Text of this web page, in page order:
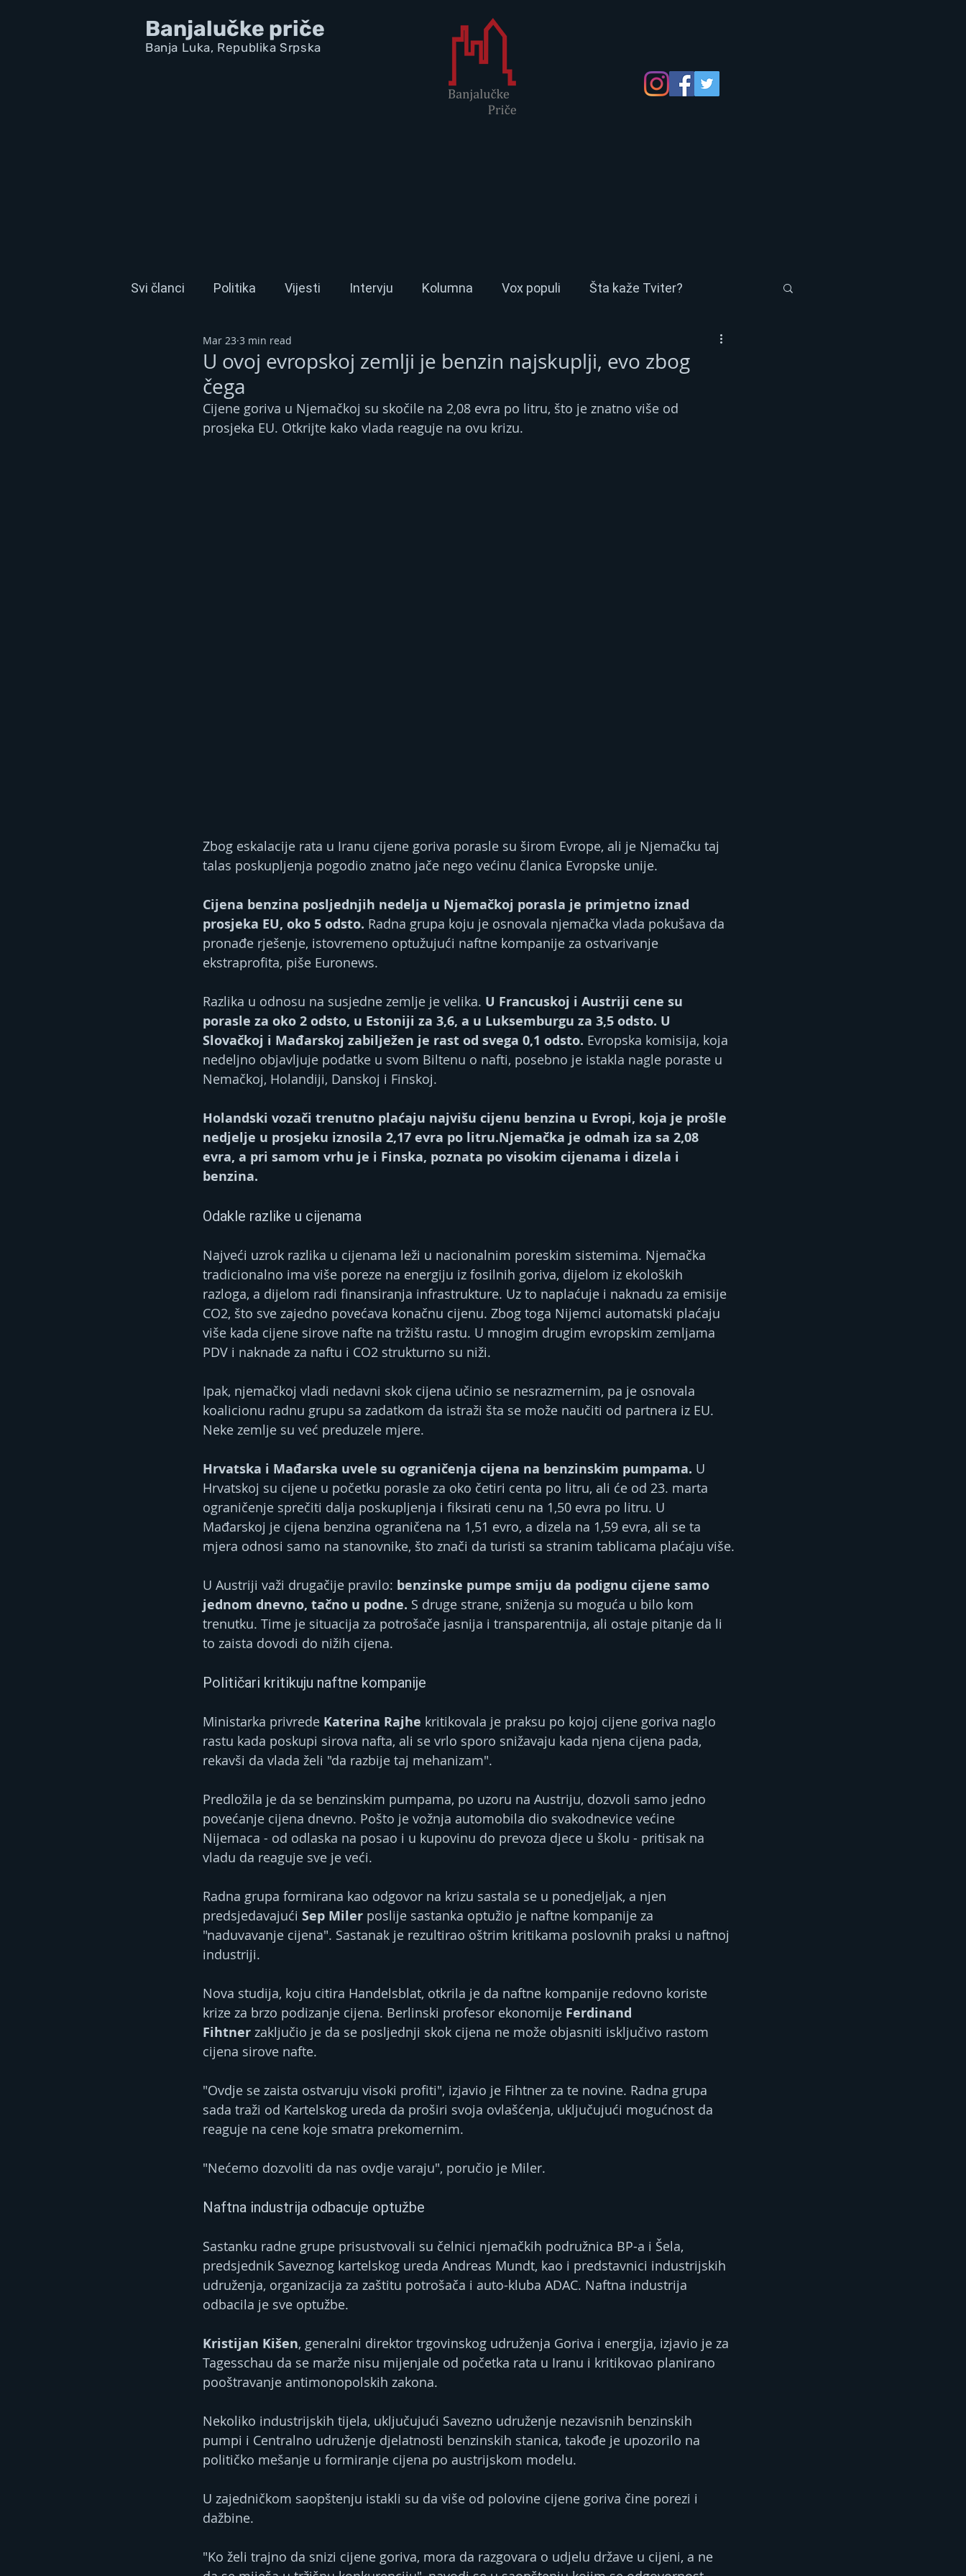
Banjalučke priče
Banja Luka, Republika Srpska
Svi članci Politika Vijesti Intervju Kolumna Vox populi Šta kaže Tviter?
U ovoj evropskoj zemlji je benzin najskuplji, evo zbog
čega
Mar 23 3 min read
Cijene goriva u Njemačkoj su skočile na 2,08 evra po litru, što je znatno više od
prosjeka EU. Otkrijte kako vlada reaguje na ovu krizu.
Zbog eskalacije rata u Iranu cijene goriva porasle su širom Evrope, ali je Njemačku taj
talas poskupljenja pogodio znatno jače nego većinu članica Evropske unije.
Cijena benzina posljednjih nedelja u Njemačkoj porasla je primjetno iznad
prosjeka EU, oko 5 odsto. Radna grupa koju je osnovala njemačka vlada pokušava da
pronađe rješenje, istovremeno optužujući naftne kompanije za ostvarivanje
ekstraprofita, piše Euronews.
Razlika u odnosu na susjedne zemlje je velika. U Francuskoj i Austriji cene su
porasle za oko 2 odsto, u Estoniji za 3,6, a u Luksemburgu za 3,5 odsto. U
Slovačkoj i Mađarskoj zabilježen je rast od svega 0,1 odsto. Evropska komisija, koja
nedeljno objavljuje podatke u svom Biltenu o nafti, posebno je istakla nagle poraste u
Nemačkoj, Holandiji, Danskoj i Finskoj.
Holandski vozači trenutno plaćaju najvišu cijenu benzina u Evropi, koja je prošle
nedjelje u prosjeku iznosila 2,17 evra po litru.Njemačka je odmah iza sa 2,08
evra, a pri samom vrhu je i Finska, poznata po visokim cijenama i dizela i
benzina.
Odakle razlike u cijenama
Najveći uzrok razlika u cijenama leži u nacionalnim poreskim sistemima. Njemačka
tradicionalno ima više poreze na energiju iz fosilnih goriva, dijelom iz ekoloških
razloga, a dijelom radi finansiranja infrastrukture. Uz to naplaćuje i naknadu za emisije
CO2, što sve zajedno povećava konačnu cijenu. Zbog toga Nijemci automatski plaćaju
više kada cijene sirove nafte na tržištu rastu. U mnogim drugim evropskim zemljama
PDV i naknade za naftu i CO2 strukturno su niži.
Ipak, njemačkoj vladi nedavni skok cijena učinio se nesrazmernim, pa je osnovala
koalicionu radnu grupu sa zadatkom da istraži šta se može naučiti od partnera iz EU.
Neke zemlje su već preduzele mjere.
Hrvatska i Mađarska uvele su ograničenja cijena na benzinskim pumpama. U
Hrvatskoj su cijene u početku porasle za oko četiri centa po litru, ali će od 23. marta
ograničenje sprečiti dalja poskupljenja i fiksirati cenu na 1,50 evra po litru. U
Mađarskoj je cijena benzina ograničena na 1,51 evro, a dizela na 1,59 evra, ali se ta
mjera odnosi samo na stanovnike, što znači da turisti sa stranim tablicama plaćaju više.
U Austriji važi drugačije pravilo: benzinske pumpe smiju da podignu cijene samo
jednom dnevno, tačno u podne. S druge strane, sniženja su moguća u bilo kom
trenutku. Time je situacija za potrošače jasnija i transparentnija, ali ostaje pitanje da li
to zaista dovodi do nižih cijena.
Političari kritikuju naftne kompanije
Ministarka privrede Katerina Rajhe kritikovala je praksu po kojoj cijene goriva naglo
rastu kada poskupi sirova nafta, ali se vrlo sporo snižavaju kada njena cijena pada,
rekavši da vlada želi "da razbije taj mehanizam".
Predložila je da se benzinskim pumpama, po uzoru na Austriju, dozvoli samo jedno
povećanje cijena dnevno. Pošto je vožnja automobila dio svakodnevice većine
Nijemaca - od odlaska na posao i u kupovinu do prevoza djece u školu - pritisak na
vladu da reaguje sve je veći.
Radna grupa formirana kao odgovor na krizu sastala se u ponedjeljak, a njen
predsjedavajući Sep Miler poslije sastanka optužio je naftne kompanije za
"naduvavanje cijena". Sastanak je rezultirao oštrim kritikama poslovnih praksi u naftnoj
industriji.
Nova studija, koju citira Handelsblat, otkrila je da naftne kompanije redovno koriste
krize za brzo podizanje cijena. Berlinski profesor ekonomije Ferdinand
Fihtner zaključio je da se posljednji skok cijena ne može objasniti isključivo rastom
cijena sirove nafte.
"Ovdje se zaista ostvaruju visoki profiti", izjavio je Fihtner za te novine. Radna grupa
sada traži od Kartelskog ureda da proširi svoja ovlašćenja, uključujući mogućnost da
reaguje na cene koje smatra prekomernim.
"Nećemo dozvoliti da nas ovdje varaju", poručio je Miler.
Naftna industrija odbacuje optužbe
Sastanku radne grupe prisustvovali su čelnici njemačkih podružnica BP-a i Šela,
predsjednik Saveznog kartelskog ureda Andreas Mundt, kao i predstavnici industrijskih
udruženja, organizacija za zaštitu potrošača i auto-kluba ADAC. Naftna industrija
odbacila je sve optužbe.
Kristijan Kišen, generalni direktor trgovinskog udruženja Goriva i energija, izjavio je za
Tagesschau da se marže nisu mijenjale od početka rata u Iranu i kritikovao planirano
pooštravanje antimonopolskih zakona.
Nekoliko industrijskih tijela, uključujući Savezno udruženje nezavisnih benzinskih
pumpi i Centralno udruženje djelatnosti benzinskih stanica, takođe je upozorilo na
političko mešanje u formiranje cijena po austrijskom modelu.
U zajedničkom saopštenju istakli su da više od polovine cijene goriva čine porezi i
dažbine.
"Ko želi trajno da snizi cijene goriva, mora da razgovara o udjelu države u cijeni, a ne